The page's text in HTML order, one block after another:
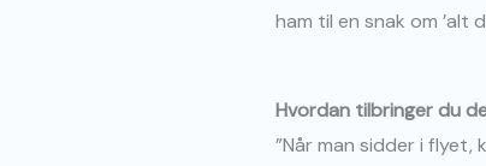
ham til en snak om ’alt
Hvordan tilbringer du
”Når man sidder i flyet,